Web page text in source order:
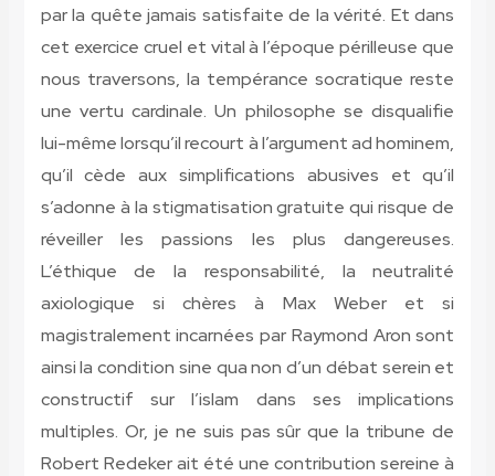
par la quête jamais satisfaite de la vérité. Et dans
cet exercice cruel et vital à l’époque périlleuse que
nous traversons, la tempérance socratique reste
une vertu cardinale. Un philosophe se disqualifie
lui-même lorsqu’il recourt à l’argument ad hominem,
qu’il cède aux simplifications abusives et qu’il
s’adonne à la stigmatisation gratuite qui risque de
réveiller les passions les plus dangereuses.
L’éthique de la responsabilité, la neutralité
axiologique si chères à Max Weber et si
magistralement incarnées par Raymond Aron sont
ainsi la condition sine qua non d’un débat serein et
constructif sur l’islam dans ses implications
multiples. Or, je ne suis pas sûr que la tribune de
Robert Redeker ait été une contribution sereine à